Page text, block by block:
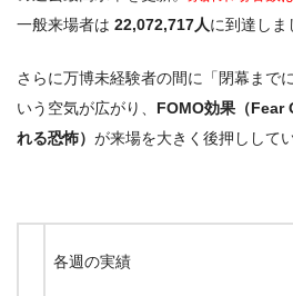
一般来場者は 22,072,717人に到達しま
さらに万博未経験者の間に「閉幕まで
いう空気が広がり、 FOMO効果（Fear
れる恐怖） が来場を大きく後押ししてい
各週の実績